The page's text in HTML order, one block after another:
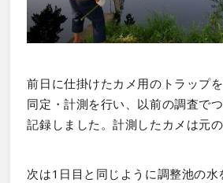
前日に仕掛けたカメ用のトラップ
同定・計測を行い、以前の調査で
記録しました。計測したカメは元の
次は1 日目と同じように調整池の